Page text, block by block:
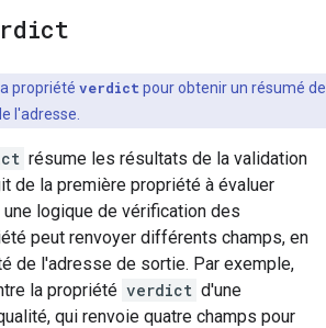
propriété verdict pour obtenir un résumé de
l'adresse.
résume les résultats de la validation
de la première propriété à évaluer
logique de vérification des
peut renvoyer différents champs, en
de l'adresse de sortie. Par exemple,
la propriété verdict d'une
qui renvoie quatre champs pour